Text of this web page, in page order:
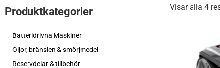
Produktkategorier​
Batteridrivna Maskiner
Oljor, bränslen & smörjmedel
Reservdelar & tillbehör
Visar alla 4